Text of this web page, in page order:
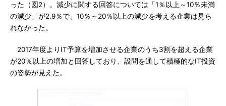
った（図2）。減少に関する回答については「1％以上～10％未満
の減少」が2.9％で、10％～20％以上の減少を考える企業は見ら
れなかった。
2017年度よりIT予算を増加させる企業のうち3割を超える企業
が20％以上の増加と回答しており、設問を通して積極的なIT投資
の姿勢が見えた。